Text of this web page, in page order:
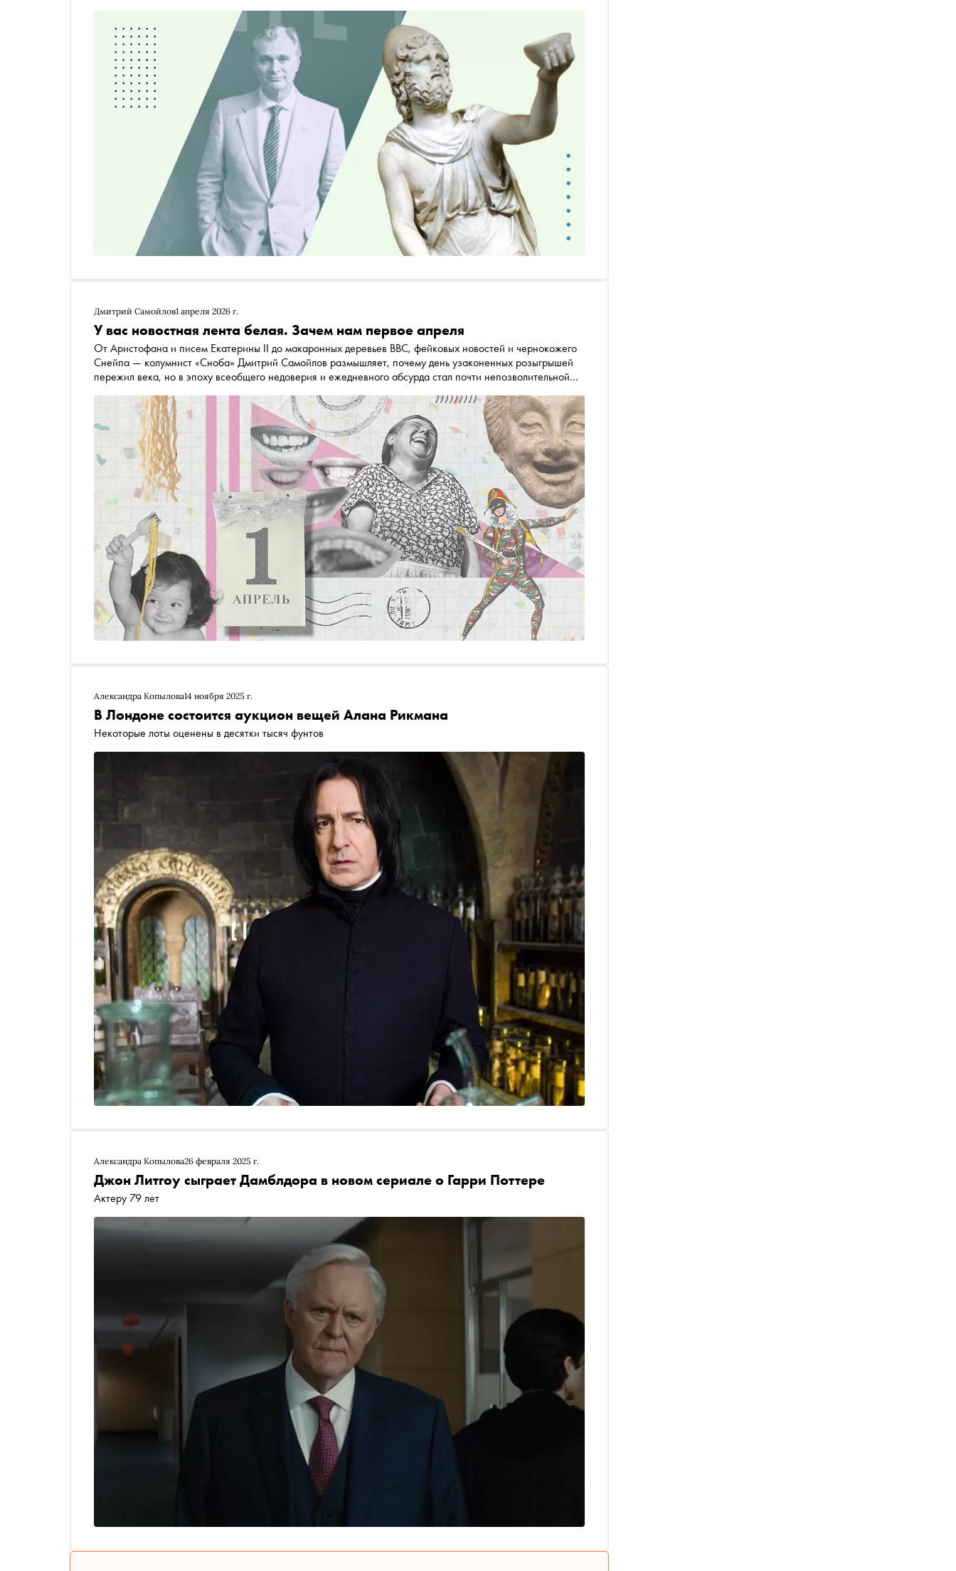
который люди знают, ни разу не прочитав оригинал
Дмитрий Самойлов1 апреля 2026 г.
У вас новостная лента белая. Зачем нам первое апреля
От Аристофана и писем Екатерины II до макаронных деревьев BBC, фейковых новостей и чернокожего
Снейпа — колумнист «Сноба» Дмитрий Самойлов размышляет, почему день узаконенных розыгрышей
пережил века, но в эпоху всеобщего недоверия и ежедневного абсурда стал почти непозволительной
Александра Копылова14 ноября 2025 г.
В Лондоне состоится аукцион вещей Алана Рикмана
Некоторые лоты оценены в десятки тысяч фунтов
Александра Копылова26 февраля 2025 г.
Джон Литгоу сыграет Дамблдора в новом сериале о Гарри Поттере
Актеру 79 лет